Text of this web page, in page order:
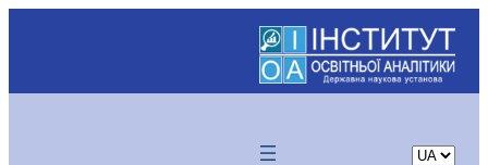
Choose